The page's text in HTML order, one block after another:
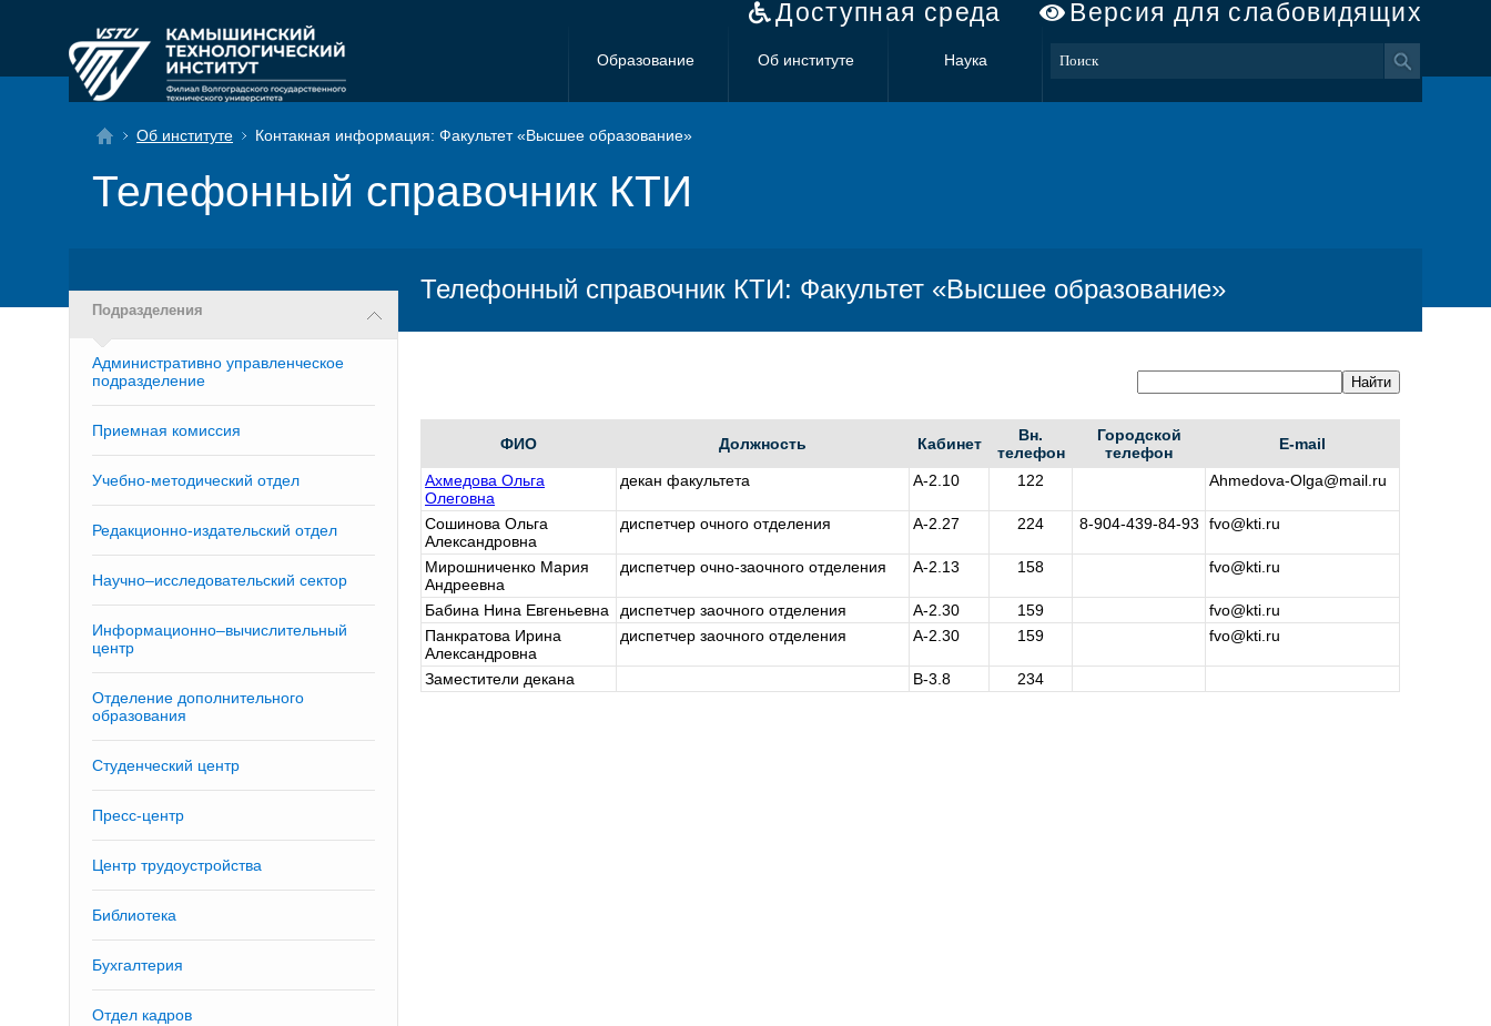
Доступная среда Версия для слабовидящих
Образование Об институте Наука
Об институте Контакная информация: Факультет «Высшее образование»
Телефонный справочник КТИ
Подразделения
Административно управленческое
подразделение
Приемная комиссия
Учебно-методический отдел
Редакционно-издательский отдел
Научно–исследовательский сектор
Информационно–вычислительный
центр
Отделение дополнительного
образования
Студенческий центр
Пресс-центр
Центр трудоустройства
Библиотека
Бухгалтерия
Отдел кадров
Телефонный справочник КТИ: Факультет «Высшее образование»
ФИО Должность Кабинет
Вн.
телефон
Городской
телефон
E-mail
Ахмедова Ольга
Олеговна
декан факультета А-2.10 122 Ahmedova-Olga@mail.ru
Сошинова Ольга
Александровна
диспетчер очного отделения А-2.27 224 8-904-439-84-93 fvo@kti.ru
Мирошниченко Мария
Андреевна
диспетчер очно-заочного отделения А-2.13 158 fvo@kti.ru
Бабина Нина Евгеньевна диспетчер заочного отделения А-2.30 159
fvo@kti.ru
Панкратова Ирина
Александровна
диспетчер заочного отделения А-2.30 159 fvo@kti.ru
Заместители декана В-3.8 234